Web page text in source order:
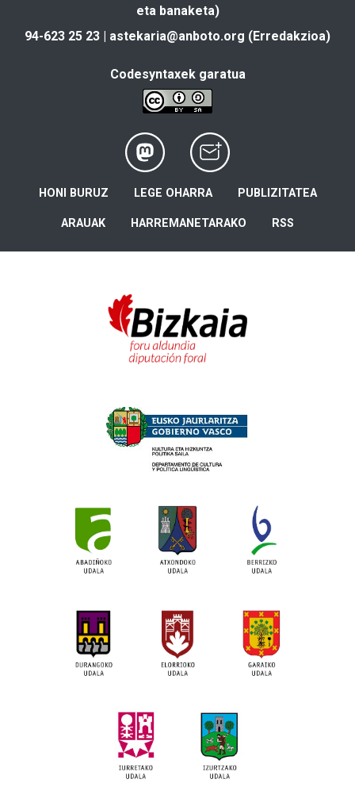
eta banaketa)
94-623 25 23 | astekaria@anboto.org (Erredakzioa)
Codesyntaxek garatua
HONI BURUZ LEGE OHARRA PUBLIZITATEA
ARAUAK HARREMANETARAKO RSS